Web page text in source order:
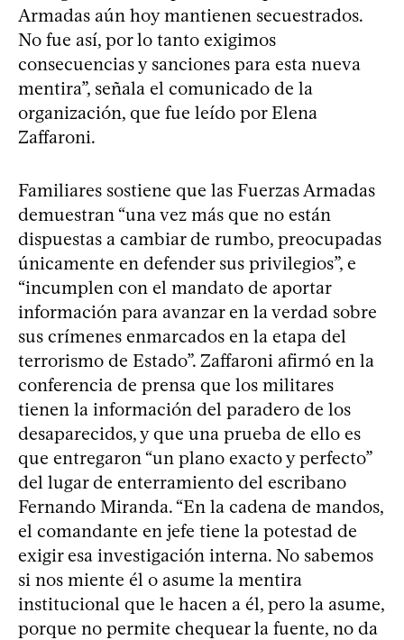
Armadas aún hoy mantienen secuestrados.
No fue así, por lo tanto exigimos
consecuencias y sanciones para esta nueva
mentira”, señala el comunicado de la
organización, que fue leído por Elena
Zaffaroni.
Familiares sostiene que las Fuerzas Armadas
demuestran “una vez más que no están
dispuestas a cambiar de rumbo, preocupadas
únicamente en defender sus privilegios”, e
“incumplen con el mandato de aportar
información para avanzar en la verdad sobre
sus crímenes enmarcados en la etapa del
terrorismo de Estado”. Zaffaroni afirmó en la
conferencia de prensa que los militares
tienen la información del paradero de los
desaparecidos, y que una prueba de ello es
que entregaron “un plano exacto y perfecto”
del lugar de enterramiento del escribano
Fernando Miranda. “En la cadena de mandos,
el comandante en jefe tiene la potestad de
exigir esa investigación interna. No sabemos
si nos miente él o asume la mentira
institucional que le hacen a él, pero la asume,
porque no permite chequear la fuente, no da